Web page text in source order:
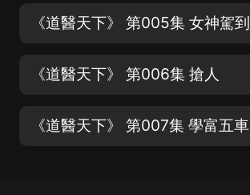
《道醫天下》 第006集 搶人
《道醫天下》 第007集 學富五車